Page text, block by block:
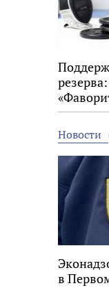
Новости
в